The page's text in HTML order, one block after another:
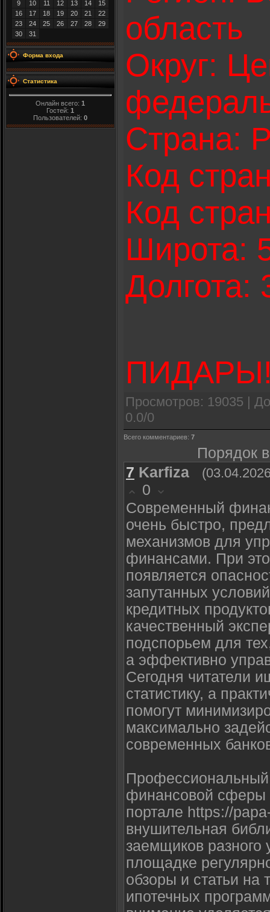
9
10 11 12 13 14
15
16
17 18 19 20 21
22
23
24 25 26 27 28
29
30
31
Форма входа
Статистика
Онлайн всего: 1
Гостей: 1
Пользователей: 0
область
Округ:
Страна:
Код
Код
Широта:
Долгота:
Просмотров: 19035 |
0.0/0
Всего комментариев: 7
Порядок
7 Karfiza
0
Современный
очень быстро,
механизмов для
финансами. При
появляется
запутанных
кредитных
качественный
подспорьем для
а эффективно
Сегодня читатели
статистику, а
помогут
максимально
современных
Профессиональный
финансовой сферы
портале https://
внушительная
заемщиков разного
площадке
обзоры и статьи на
ипотечных